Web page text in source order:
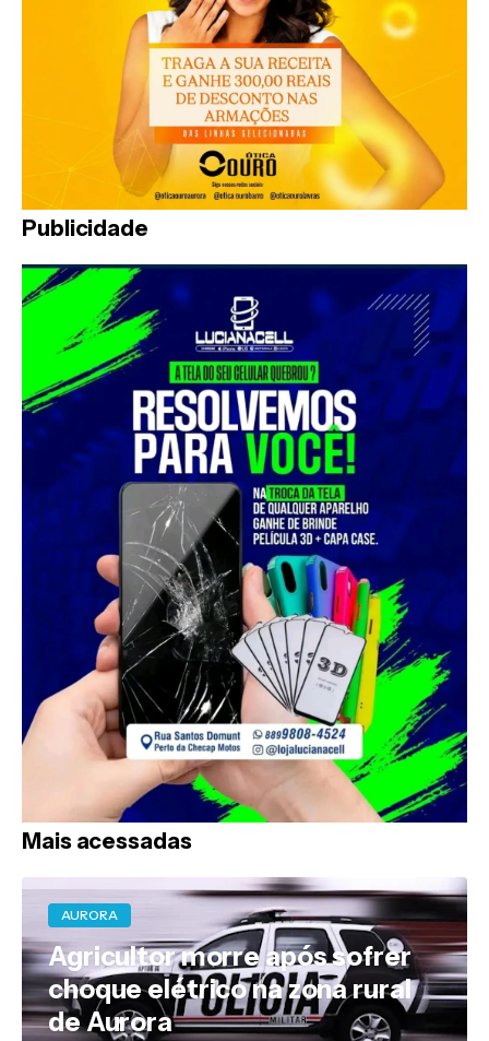
Publicidade
Mais acessadas
AURORA
Agricultor morre após sofrer
choque elétrico na zona rural
de Aurora